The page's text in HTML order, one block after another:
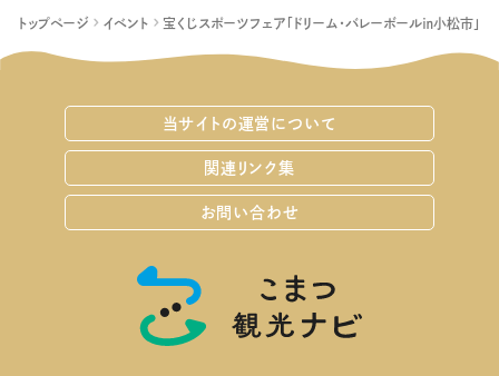
トップページ イベント 宝くじスポーツフェア「ドリーム・バレーボール㏌小松市」
当サイトの運営について
関連リンク集
お問い合わせ